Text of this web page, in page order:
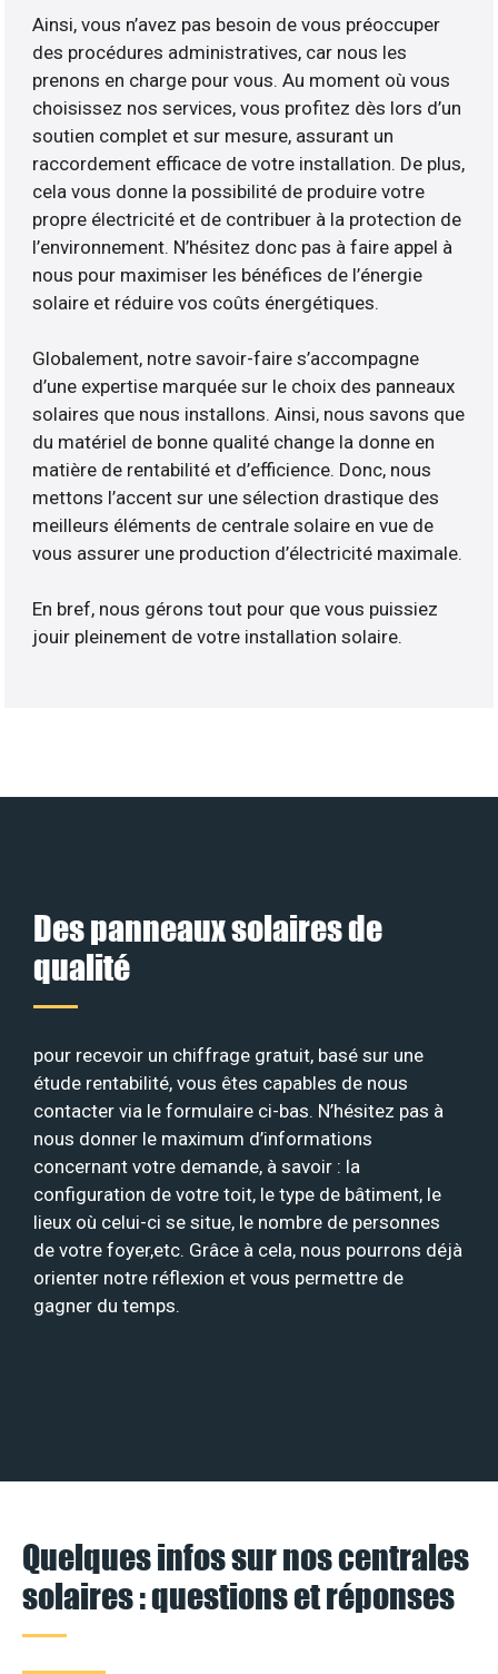
Ainsi, vous n’avez pas besoin de vous préoccuper
des procédures administratives, car nous les
prenons en charge pour vous. Au moment où vous
choisissez nos services, vous profitez dès lors d’un
soutien complet et sur mesure, assurant un
raccordement efficace de votre installation. De plus,
cela vous donne la possibilité de produire votre
propre électricité et de contribuer à la protection de
l’environnement. N’hésitez donc pas à faire appel à
nous pour maximiser les bénéfices de l’énergie
solaire et réduire vos coûts énergétiques.
Globalement, notre savoir-faire s’accompagne
d’une expertise marquée sur le choix des panneaux
solaires que nous installons. Ainsi, nous savons que
du matériel de bonne qualité change la donne en
matière de rentabilité et d’efficience. Donc, nous
mettons l’accent sur une sélection drastique des
meilleurs éléments de centrale solaire en vue de
vous assurer une production d’électricité maximale.
En bref, nous gérons tout pour que vous puissiez
jouir pleinement de votre installation solaire.
Des panneaux solaires de
qualité
pour recevoir un chiffrage gratuit, basé sur une
étude rentabilité, vous êtes capables de nous
contacter via le formulaire ci-bas. N’hésitez pas à
nous donner le maximum d’informations
concernant votre demande, à savoir : la
configuration de votre toit, le type de bâtiment, le
lieux où celui-ci se situe, le nombre de personnes
de votre foyer,etc. Grâce à cela, nous pourrons déjà
orienter notre réflexion et vous permettre de
gagner du temps.
Quelques infos sur nos centrales
solaires : questions et réponses